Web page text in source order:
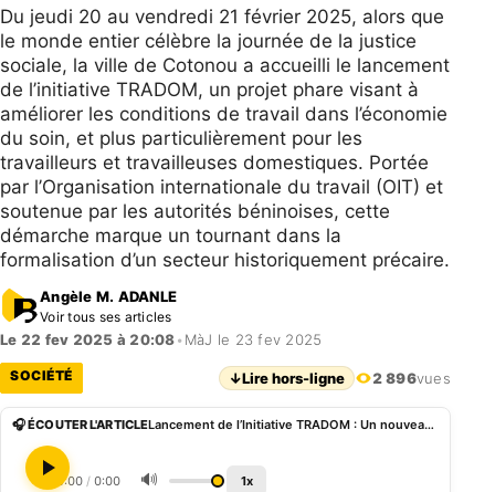
Du jeudi 20 au vendredi 21 février 2025, alors que
le monde entier célèbre la journée de la justice
sociale, la ville de Cotonou a accueilli le lancement
de l’initiative TRADOM, un projet phare visant à
améliorer les conditions de travail dans l’économie
du soin, et plus particulièrement pour les
travailleurs et travailleuses domestiques. Portée
par l’Organisation internationale du travail (OIT) et
soutenue par les autorités béninoises, cette
démarche marque un tournant dans la
formalisation d’un secteur historiquement précaire.
Angèle M. ADANLE
Voir tous ses articles
Le 22 fev 2025 à 20:08• MàJ le 23 fev 2025
SOCIÉTÉ ↓Lire hors-ligne 2 896vues
🎧 ÉCOUTER L'ARTICLE Lancement de l’Initiative TRADOM : Un nouveau souffle pour le travail domestique décent au Bénin
0:00 / 0:00 🔊 1x